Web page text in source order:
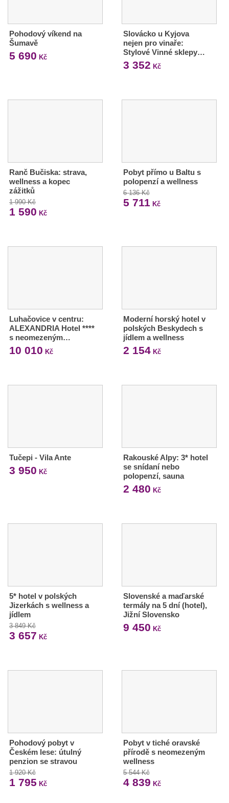
Pohodový víkend na
Šumavě
5 690 Kč
Slovácko u Kyjova
nejen pro vinaře:
Stylové Vinné sklepy…
3 352 Kč
Ranč Bučiska: strava,
wellness a kopec
zážitků
1 990 Kč
1 590 Kč
Pobyt přímo u Baltu s
polopenzí a wellness
6 136 Kč
5 711 Kč
Luhačovice v centru:
ALEXANDRIA Hotel ****
s neomezeným…
10 010 Kč
Moderní horský hotel v
polských Beskydech s
jídlem a wellness
2 154Kč
Tučepi - Vila Ante
3 950 Kč
Rakouské Alpy: 3* hotel
se snídaní nebo
polopenzí, sauna
2 480 Kč
5* hotel v polských
Jizerkách s wellness a
jídlem
3 849 Kč
3 657 Kč
Slovenské a maďarské
termály na 5 dní (hotel),
Jižní Slovensko
9 450 Kč
Pohodový pobyt v
Českém lese: útulný
penzion se stravou
1 920 Kč
1 795 Kč
Pobyt v tiché oravské
přírodě s neomezeným
wellness
5 544 Kč
4 839 Kč